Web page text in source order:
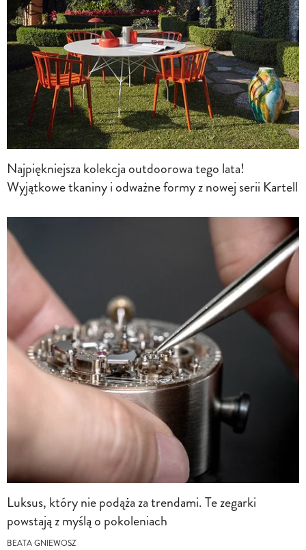
Najpiękniejsza kolekcja outdoorowa tego lata!
Wyjątkowe tkaniny i odważne formy z nowej serii Kartell
Luksus, który nie podąża za trendami. Te zegarki
powstają z myślą o pokoleniach
BEATA GNIEWOSZ